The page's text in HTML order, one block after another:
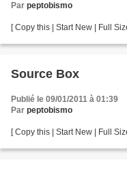
Par peptobismo
[ Copy this | Start New | Full
Source Box
Publié le 09/01/2011 à 01:39
Par peptobismo
[ Copy this | Start New | Full